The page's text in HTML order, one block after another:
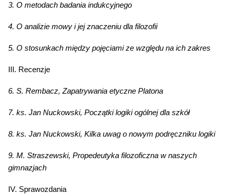
3. O metodach badania indukcyjnego
4. O analizie mowy i jej znaczeniu dla filozofii
5. O stosunkach między pojęciami ze względu na ich zakres
III. Recenzje
6. S. Rembacz, Zapatrywania etyczne Platona
7. ks. Jan Nuckowski, Początki logiki ogólnej dla szkół
8. ks. Jan Nuckowski, Kilka uwag o nowym podręczniku logiki
9. M. Straszewski, Propedeutyka filozoficzna w naszych
gimnazjach
IV. Sprawozdania